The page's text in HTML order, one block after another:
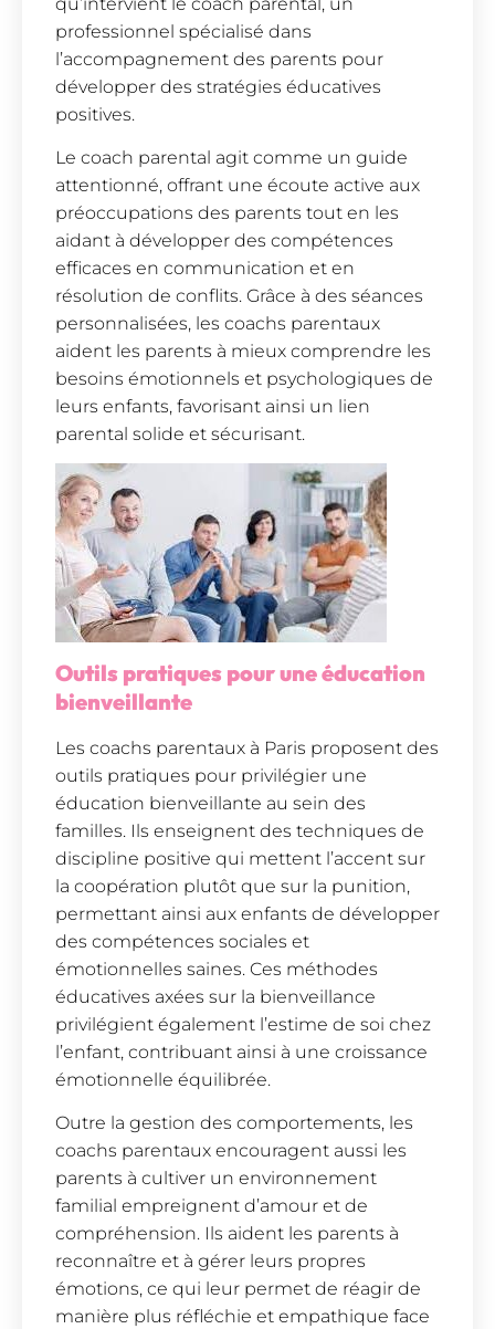
professionnel spécialisé dans
l’accompagnement des parents pour
développer des stratégies éducatives
positives.
Le coach parental agit comme un guide
attentionné, offrant une écoute active aux
préoccupations des parents tout en les
aidant à développer des compétences
efficaces en communication et en
résolution de conflits. Grâce à des séances
personnalisées, les coachs parentaux
aident les parents à mieux comprendre les
besoins émotionnels et psychologiques de
leurs enfants, favorisant ainsi un lien
parental solide et sécurisant.
Outils pratiques pour une éducation
bienveillante
Les coachs parentaux à Paris proposent des
outils pratiques pour privilégier une
éducation bienveillante au sein des
familles. Ils enseignent des techniques de
discipline positive qui mettent l’accent sur
la coopération plutôt que sur la punition,
permettant ainsi aux enfants de développer
des compétences sociales et
émotionnelles saines. Ces méthodes
éducatives axées sur la bienveillance
privilégient également l’estime de soi chez
l’enfant, contribuant ainsi à une croissance
émotionnelle équilibrée.
Outre la gestion des comportements, les
coachs parentaux encouragent aussi les
parents à cultiver un environnement
familial empreignent d’amour et de
compréhension. Ils aident les parents à
reconnaître et à gérer leurs propres
émotions, ce qui leur permet de réagir de
manière plus réfléchie et empathique face